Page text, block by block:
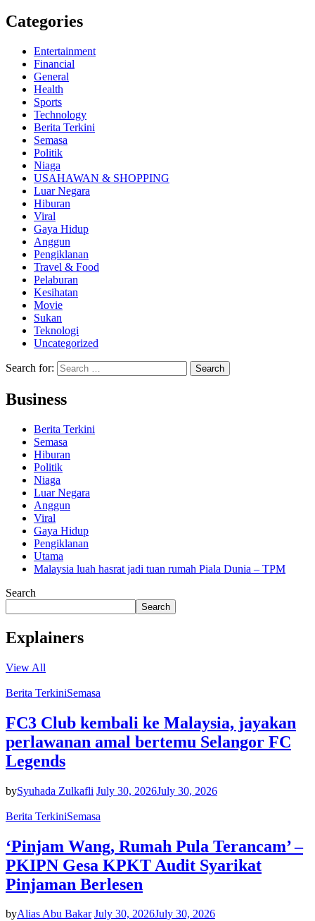
Categories
Entertainment
Financial
General
Health
Sports
Technology
Berita Terkini
Semasa
Politik
Niaga
USAHAWAN & SHOPPING
Luar Negara
Hiburan
Viral
Gaya Hidup
Anggun
Pengiklanan
Travel & Food
Pelaburan
Kesihatan
Movie
Sukan
Teknologi
Uncategorized
Search for:
Business
Berita Terkini
Semasa
Hiburan
Politik
Niaga
Luar Negara
Anggun
Viral
Gaya Hidup
Pengiklanan
Utama
Malaysia luah hasrat jadi tuan rumah Piala Dunia – TPM
Search
Search
Explainers
View All
Berita TerkiniSemasa
FC3 Club kembali ke Malaysia, jayakan
perlawanan amal bertemu Selangor FC
Legends
bySyuhada Zulkafli July 30, 2026July 30, 2026
Berita TerkiniSemasa
‘Pinjam Wang, Rumah Pula Terancam’ –
PKIPN Gesa KPKT Audit Syarikat
Pinjaman Berlesen
byAlias Abu Bakar July 30, 2026July 30, 2026